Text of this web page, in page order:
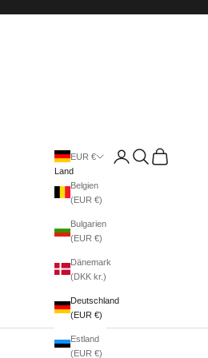
EUR €
Land
Belgien
(EUR €)
Bulgarien
(EUR €)
Dänemark
(DKK kr.)
Deutschland
(EUR €)
Estland
(EUR €)
AnmeldenSuchenWarenkorb